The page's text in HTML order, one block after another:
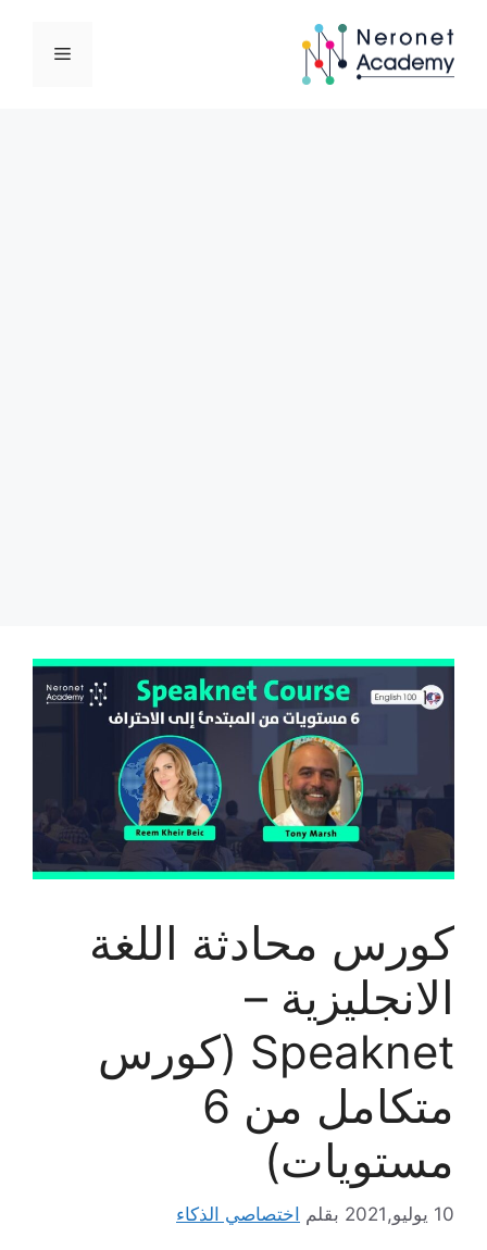
المحتوى
القائمة
كورس محادثة اللغة
الانجليزية –
Speaknet (كورس
متكامل من 6
مستويات)
10 يوليو,2021 بقلم اختصاصي الذكاء